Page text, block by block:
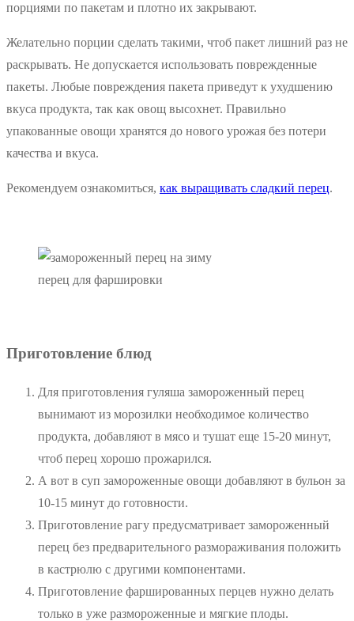
порциями по пакетам и плотно их закрывают.
Желательно порции сделать такими, чтоб пакет лишний раз не
раскрывать. Не допускается использовать поврежденные
пакеты. Любые повреждения пакета приведут к ухудшению
вкуса продукта, так как овощ высохнет. Правильно
упакованные овощи хранятся до нового урожая без потери
качества и вкуса.
Рекомендуем ознакомиться, как выращивать сладкий перец.
перец для фаршировки
Приготовление блюд
Для приготовления гуляша замороженный перец
вынимают из морозилки необходимое количество
продукта, добавляют в мясо и тушат еще 15-20 минут,
чтоб перец хорошо прожарился.
А вот в суп замороженные овощи добавляют в бульон за
10-15 минут до готовности.
Приготовление рагу предусматривает замороженный
перец без предварительного размораживания положить
в кастрюлю с другими компонентами.
Приготовление фаршированных перцев нужно делать
только в уже размороженные и мягкие плоды.